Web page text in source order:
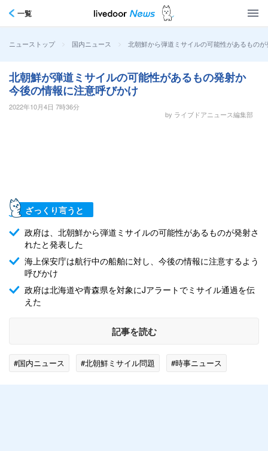
一覧
ニューストップ > 国内ニュース > 北朝鮮から弾道ミサイルの可能性があるもの
北朝鮮が弾道ミサイルの可能性があるもの発射か
今後の情報に注意呼びかけ
2022年10月4日 7時36分
by ライブドアニュース編集部
ざっくり言うと
政府は、北朝鮮から弾道ミサイルの可能性があるものが発射さ
れたと発表した
海上保安庁は航行中の船舶に対し、今後の情報に注意するよう
呼びかけ
政府は北海道や青森県を対象にJアラートでミサイル通過を伝
えた
記事を読む
#国内ニュース #北朝鮮ミサイル問題 #時事ニュース